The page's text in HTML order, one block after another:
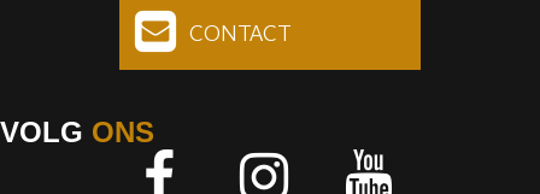
CONTACT
VOLG ONS